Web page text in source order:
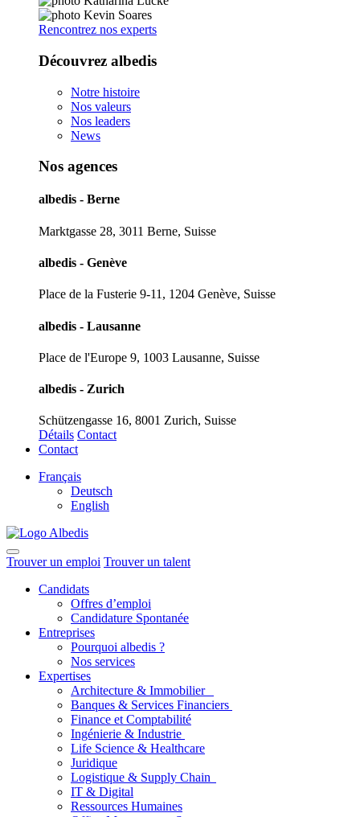
Rencontrez nos experts
Découvrez albedis
Notre histoire
Nos valeurs
Nos leaders
News
Nos agences
albedis - Berne
Marktgasse 28, 3011 Berne, Suisse
albedis - Genève
Place de la Fusterie 9-11, 1204 Genève, Suisse
albedis - Lausanne
Place de l'Europe 9, 1003 Lausanne, Suisse
albedis - Zurich
Schützengasse 16, 8001 Zurich, Suisse
Détails Contact
Contact
Français
Deutsch
English
Trouver un emploi Trouver un talent
Candidats
Offres d’emploi
Candidature Spontanée
Entreprises
Pourquoi albedis ?
Nos services
Expertises
Architecture & Immobilier
Banques & Services Financiers
Finance et Comptabilité
Ingénierie & Industrie
Life Science & Healthcare
Juridique
Logistique & Supply Chain
IT & Digital
Ressources Humaines